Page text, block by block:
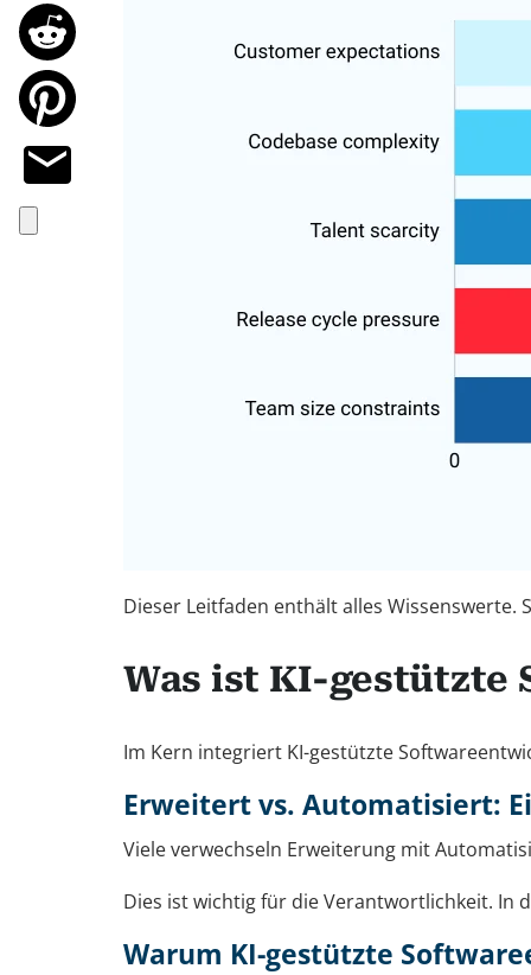
Dieser Leitfaden enthält alles
Was ist KI-gestützte
Im Kern integriert KI-gestützte
Erweitert vs. Automatisiert:
Viele verwechseln Erweiterung mit
Dies ist wichtig für die Verantwortlichkeit. In
Warum KI-gestützte